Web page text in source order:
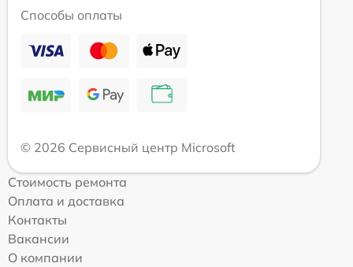
Способы оплаты
© 2026 Сервисный центр Microsoft
Стоимость ремонта
Оплата и доставка
Контакты
Вакансии
О компании